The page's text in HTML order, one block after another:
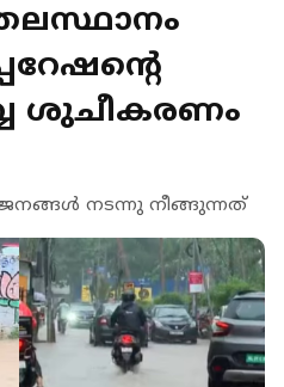
ശുചീകരണം
നടന്നു നീങ്ങുന്നത്